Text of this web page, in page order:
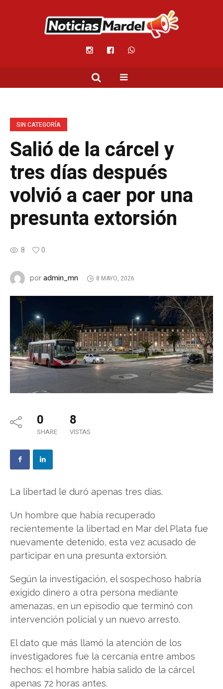
SIN CATEGORÍA
Salió de la cárcel y
tres días después
volvió a caer por una
presunta extorsión
8 0
por admin_mn 8 MAYO, 2026
0
SHARE
8
VISTAS
La libertad le duró apenas tres días.
Un hombre que había recuperado
recientemente la libertad en Mar del Plata fue
nuevamente detenido, esta vez acusado de
participar en una presunta extorsión.
Según la investigación, el sospechoso habría
exigido dinero a otra persona mediante
amenazas, en un episodio que terminó con
intervención policial y un nuevo arresto.
El dato que más llamó la atención de los
investigadores fue la cercanía entre ambos
hechos: el hombre había salido de la cárcel
apenas 72 horas antes.